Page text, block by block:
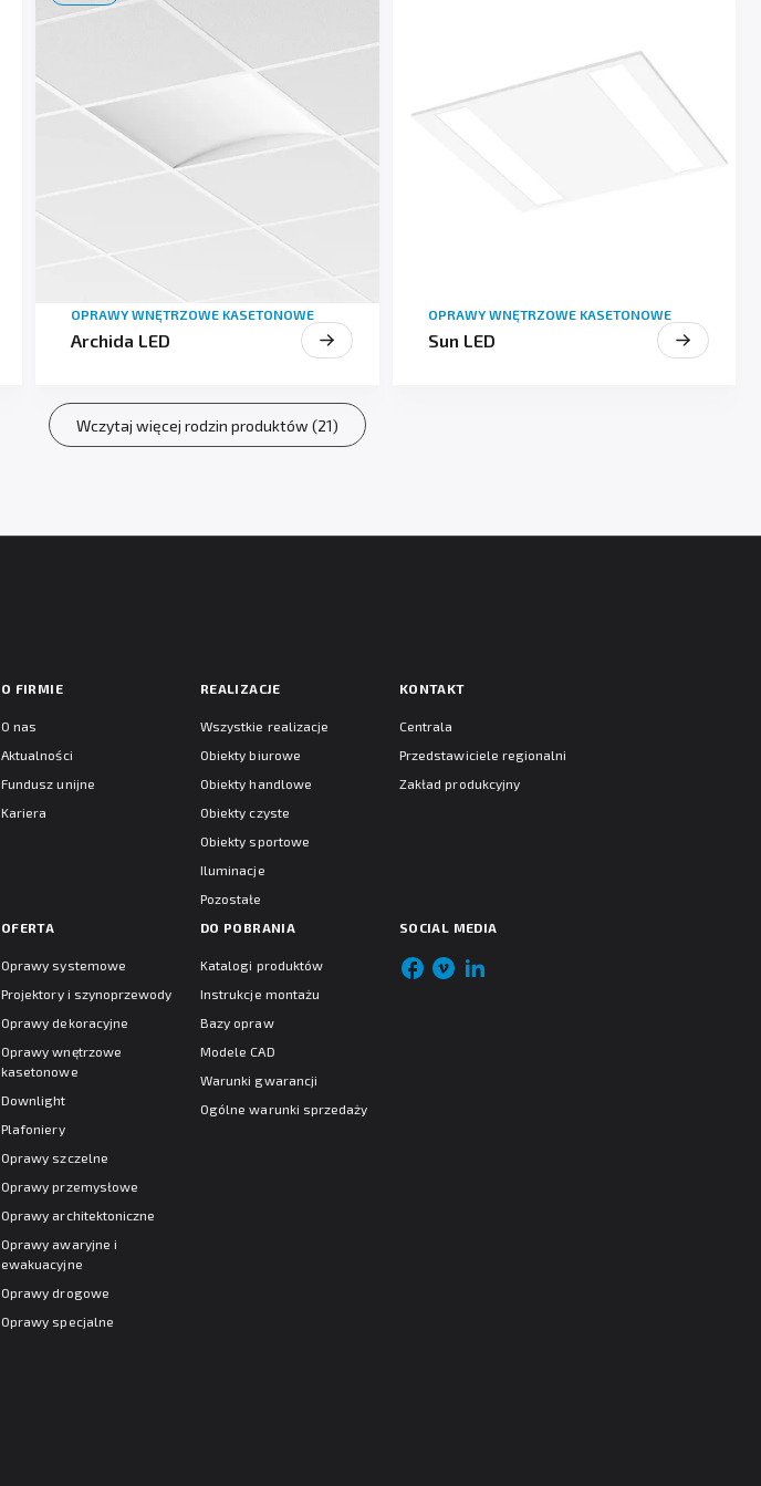
OPRAWY WNĘTRZOWE KASETONOWE
Archida LED
OPRAWY WNĘTRZOWE KASETONOWE
Sun LED
Wczytaj więcej rodzin produktów (21)
O FIRMIE
O nas
Aktualności
Fundusz unijne
Kariera
REALIZACJE
Wszystkie realizacje
Obiekty biurowe
Obiekty handlowe
Obiekty czyste
Obiekty sportowe
Iluminacje
Pozostałe
KONTAKT
Centrala
Przedstawiciele regionalni
Zakład produkcyjny
OFERTA
Oprawy systemowe
Projektory i szynoprzewody
Oprawy dekoracyjne
Oprawy wnętrzowe
kasetonowe
Downlight
Plafoniery
Oprawy szczelne
Oprawy przemysłowe
Oprawy architektoniczne
Oprawy awaryjne i
ewakuacyjne
Oprawy drogowe
Oprawy specjalne
DO POBRANIA
Katalogi produktów
Instrukcje montażu
Bazy opraw
Modele CAD
Warunki gwarancji
Ogólne warunki sprzedaży
SOCIAL MEDIA